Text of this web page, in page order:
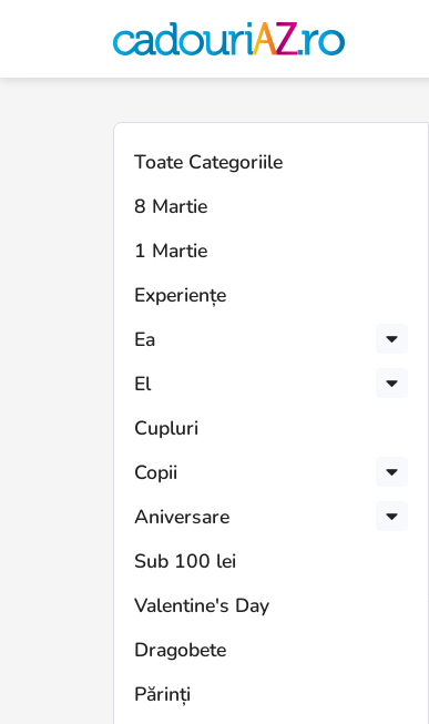
Toate Categoriile
8 Martie
1 Martie
Experiențe
Ea
El
Cupluri
Copii
Aniversare
Sub 100 lei
Valentine's Day
Dragobete
Părinți